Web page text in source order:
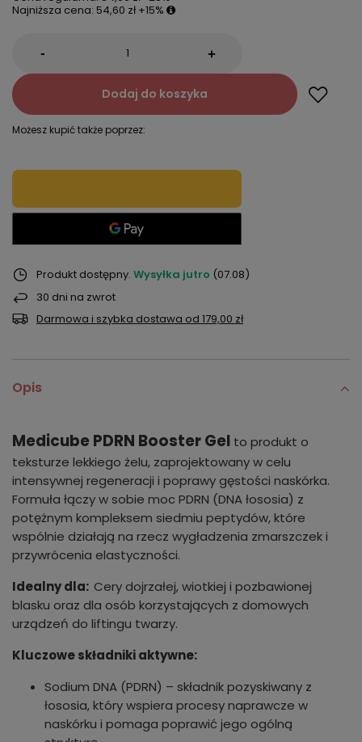
Najniższa cena: 54,60 zł +15%
- +
Dodaj do koszyka
Możesz kupić także poprzez:
Produkt dostępny Wysyłka jutro (07.08)
30 dni na zwrot
Darmowa i szybka dostawa od 179,00 zł
Opis
Medicube PDRN Booster Gel to produkt o
teksturze lekkiego żelu, zaprojektowany w celu
intensywnej regeneracji i poprawy gęstości naskórka.
Formuła łączy w sobie moc PDRN (DNA łososia) z
potężnym kompleksem siedmiu peptydów, które
wspólnie działają na rzecz wygładzenia zmarszczek i
przywrócenia elastyczności.
Idealny dla: Cery dojrzałej, wiotkiej i pozbawionej
blasku oraz dla osób korzystających z domowych
urządzeń do liftingu twarzy.
Kluczowe składniki aktywne:
Sodium DNA (PDRN) – składnik pozyskiwany z
łososia, który wspiera procesy naprawcze w
naskórku i pomaga poprawić jego ogólną